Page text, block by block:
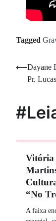
Tagged
⟵Dayane
Pr.
Vitória
“No
A faixa